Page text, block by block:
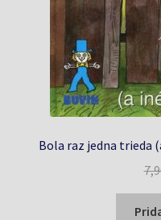
Bola raz jedna trieda